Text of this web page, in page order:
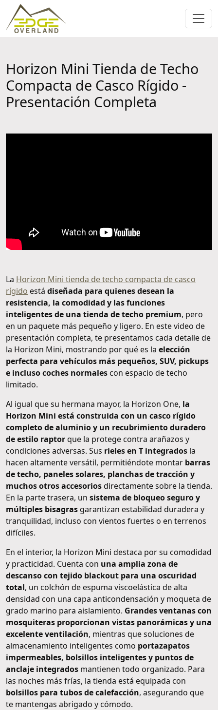
Horizon Mini Tienda de Techo
Compacta de Casco Rígido -
Presentación Completa
La Horizon Mini tienda de techo compacta de casco
rígido está diseñada para quienes desean la
resistencia, la comodidad y las funciones
inteligentes de una tienda de techo premium, pero
en un paquete más pequeño y ligero. En este video de
presentación completa, te presentamos cada detalle de
la Horizon Mini, mostrando por qué es la elección
perfecta para vehículos más pequeños, SUV, pickups
e incluso coches normalescon espacio de techo
limitado.
Al igual que su hermana mayor, la Horizon One, la
Horizon Mini está construida con un casco rígido
completo de aluminio y un recubrimiento duradero
de estilo raptorque la protege contra arañazos y
condiciones adversas. Sus rieles en T integrados la
hacen altamente versátil, permitiéndote montar barras
de techo, paneles solares, planchas de tracción y
muchos otros accesoriosdirectamente sobre la tienda.
En la parte trasera, un sistema de bloqueo seguro y
múltiples bisagras garantizan estabilidad duradera y
tranquilidad, incluso con vientos fuertes o en terrenos
difíciles.
En el interior, la Horizon Mini destaca por su comodidad
y practicidad. Cuenta con una amplia zona de
descanso con tejido blackout para una oscuridad
total, un colchón de espuma viscoelástica de alta
densidad con una capa anticondensación y moqueta de
grado marino para aislamiento. Grandes ventanas con
mosquiteras proporcionan vistas panorámicas y una
excelente ventilación, mientras que soluciones de
almacenamiento inteligentes como portazapatos
impermeables, bolsillos inteligentes y puntos de
anclaje integrados mantienen todo organizado. Para
las noches más frías, la tienda está equipada con
bolsillos para tubos de calefacción, asegurando que
te mantengas abrigado y cómodo.